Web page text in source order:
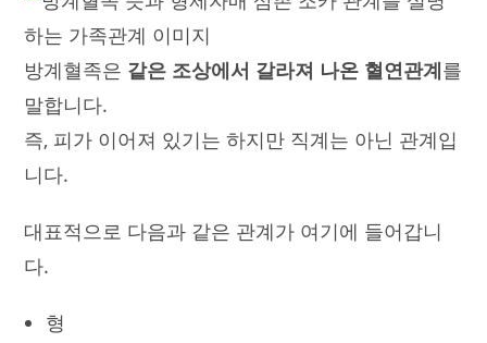
방계혈족은 같은 조상에서 갈라져 나온 혈연관계를
말합니다.
즉, 피가 이어져 있기는 하지만 직계는 아닌 관계입
니다.
대표적으로 다음과 같은 관계가 여기에 들어갑니
다.
형